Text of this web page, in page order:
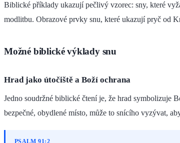
Biblické příklady ukazují pečlivý vzorec: sny, které
modlitbu. Obrazové prvky snu, které ukazují pryč od
Možné biblické výklady snu
Hrad jako útočiště a Boží ochrana
Jedno soudržné biblické čtení je, že hrad symbolizuje
bezpečné, obydlené místo, může to snícího vyzývat,
PSALM 91:2